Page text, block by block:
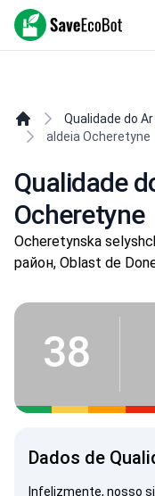
SaveEcoBot
Qualidade do
aldeia Ocheretyne
Qualidade
Ocheretyne
Ocheretynska
район, Oblast de
38
Dados de
Infelizmente, nosso